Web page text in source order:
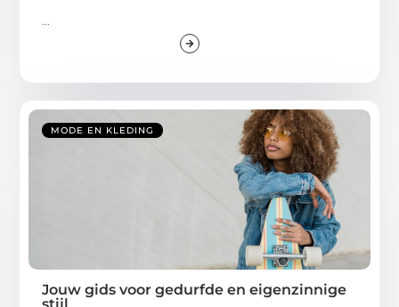
...
MODE EN KLEDING
Jouw gids voor gedurfde en eigenzinnige